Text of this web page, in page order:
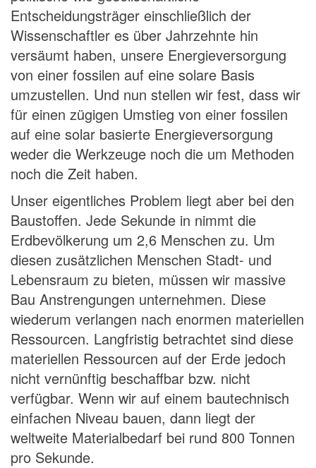
Entscheidungsträger einschließlich der
Wissenschaftler es über Jahrzehnte hin
versäumt haben, unsere Energieversorgung
von einer fossilen auf eine solare Basis
umzustellen. Und nun stellen wir fest, dass wir
für einen zügigen Umstieg von einer fossilen
auf eine solar basierte Energieversorgung
weder die Werkzeuge noch die um Methoden
noch die Zeit haben.
Unser eigentliches Problem liegt aber bei den
Baustoffen. Jede Sekunde in nimmt die
Erdbevölkerung um 2,6 Menschen zu. Um
diesen zusätzlichen Menschen Stadt- und
Lebensraum zu bieten, müssen wir massive
Bau Anstrengungen unternehmen. Diese
wiederum verlangen nach enormen materiellen
Ressourcen. Langfristig betrachtet sind diese
materiellen Ressourcen auf der Erde jedoch
nicht vernünftig beschaffbar bzw. nicht
verfügbar. Wenn wir auf einem bautechnisch
einfachen Niveau bauen, dann liegt der
weltweite Materialbedarf bei rund 800 Tonnen
pro Sekunde.